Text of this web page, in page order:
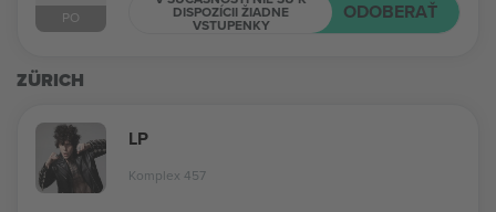
PO DISPOZÍCII ŽIADNE
VSTUPENKY
ODOBERAŤ
ZÜRICH
LP
Komplex 457